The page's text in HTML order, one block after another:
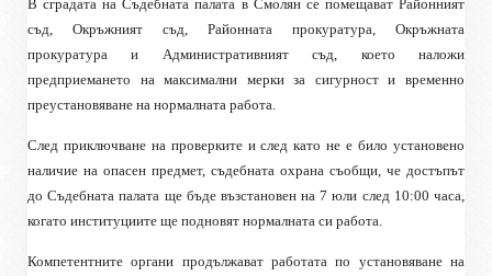
В сградата на Съдебната палата в Смолян се помещават Районният
съд, Окръжният съд, Районната прокуратура, Окръжната
прокуратура и Административният съд, което наложи
предприемането на максимални мерки за сигурност и временно
преустановяване на нормалната работа.
След приключване на проверките и след като не е било установено
наличие на опасен предмет, съдебната охрана съобщи, че достъпът
до Съдебната палата ще бъде възстановен на 7 юли след 10:00 часа,
когато институциите ще подновят нормалната си работа.
Компетентните органи продължават работата по установяване на